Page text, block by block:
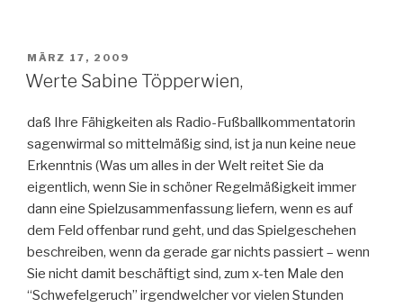
VERÖFFENTLICHT
AM
MÄRZ 17, 2009
Werte Sabine Töpperwien,
daß Ihre Fähigkeiten als Radio-Fußballkommentatorin
sagenwirmal so mittelmäßig sind, ist ja nun keine neue
Erkenntnis (Was um alles in der Welt reitet Sie da
eigentlich, wenn Sie in schöner Regelmäßigkeit immer
dann eine Spielzusammenfassung liefern, wenn es auf
dem Feld offenbar rund geht, und das Spielgeschehen
beschreiben, wenn da gerade gar nichts passiert – wenn
Sie nicht damit beschäftigt sind, zum x-ten Male den
“Schwefelgeruch” irgendwelcher vor vielen Stunden